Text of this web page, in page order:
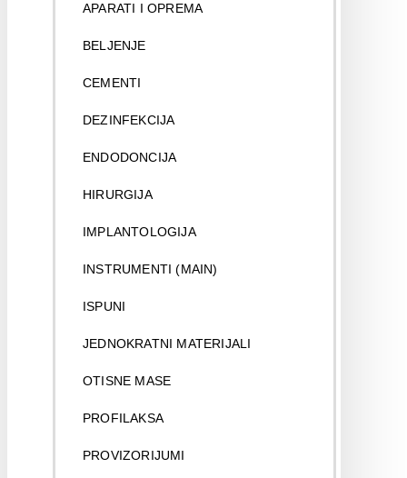
APARATI I OPREMA
BELJENJE
CEMENTI
DEZINFEKCIJA
ENDODONCIJA
HIRURGIJA
IMPLANTOLOGIJA
INSTRUMENTI (MAIN)
ISPUNI
JEDNOKRATNI MATERIJALI
OTISNE MASE
PROFILAKSA
PROVIZORIJUMI